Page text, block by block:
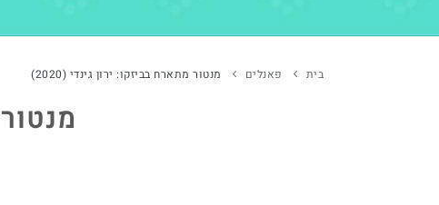
בית פאנלים מנטור מתארח בביזקו: ירון גינדי (2020)
מנטור